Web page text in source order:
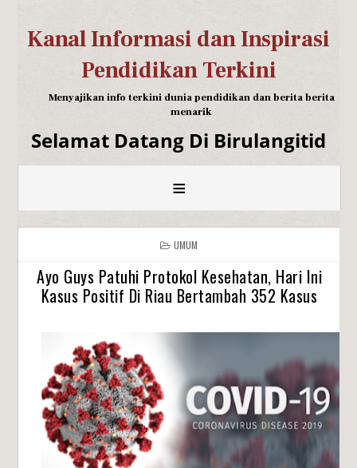
Kanal Informasi dan Inspirasi
Pendidikan Terkini
Menyajikan info terkini dunia pendidikan dan berita berita
menarik
Selamat Datang Di Birulangitid
≡
UMUM
Ayo Guys Patuhi Protokol Kesehatan, Hari Ini
Kasus Positif Di Riau Bertambah 352 Kasus